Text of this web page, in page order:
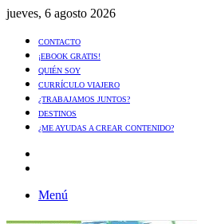
jueves, 6 agosto 2026
CONTACTO
¡EBOOK GRATIS!
QUIÉN SOY
CURRÍCULO VIAJERO
¿TRABAJAMOS JUNTOS?
DESTINOS
¿ME AYUDAS A CREAR CONTENIDO?
Menú